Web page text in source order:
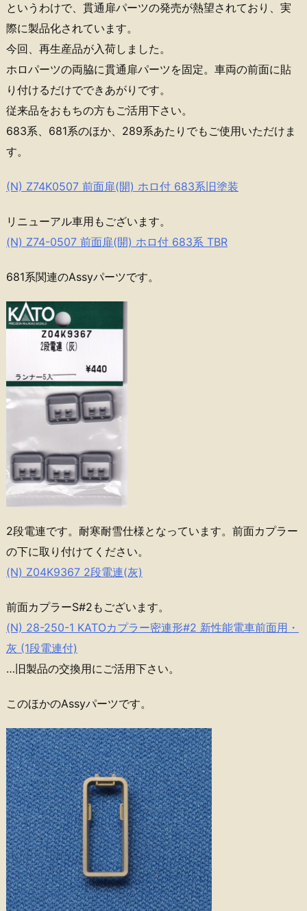
というわけで、貫通扉パーツの発売が熱望されており、実
際に製品化されています。
今回、再生産品が入荷しました。
ホロパーツの両脇に貫通扉パーツを固定。車両の前面に貼
り付けるだけでできあがりです。
従来品をおもちの方もご活用下さい。
683系、681系のほか、289系あたりでもご使用いただけま
す。
(N) Z74K0507 前面扉(開) ホロ付 683系旧塗装
リニューアル車用もございます。
(N) Z74-0507 前面扉(開) ホロ付 683系 TBR
681系関連のAssyパーツです。
2段電連です。耐寒耐雪仕様となっています。前面カプラー
の下に取り付けてください。
(N) Z04K9367 2段電連(灰)
前面カプラーS#2もございます。
(N) 28-250-1 KATOカプラー密連形#2 新性能電車前面用・
灰 (1段電連付)
…旧製品の交換用にご活用下さい。
このほかのAssyパーツです。